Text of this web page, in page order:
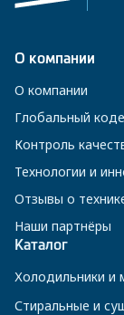
О компании
О компании
Глобальный
Контроль
Технологии и
Отзывы о
Наши партнёры
Каталог
Холодильники и
Стиральные и